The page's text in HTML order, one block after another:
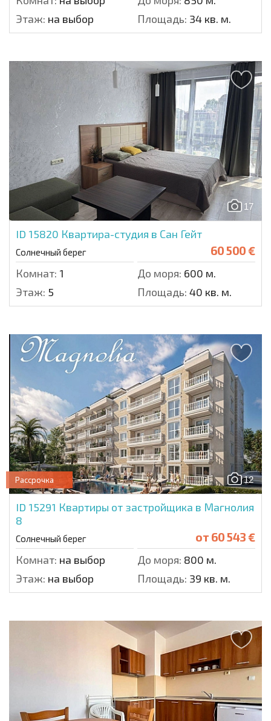
Этаж: на выбор Площадь: 34 кв. м.
17
ID 15820 Квартира-студия в Сан Гейт
Солнечный берег 60 500 €
Комнат: 1 До моря: 600 м.
Этаж: 5 Площадь: 40 кв. м.
12
Рассрочка
ID 15291 Квартиры от застройщика в Магнолия
8
Солнечный берег от 60 543 €
Комнат: на выбор До моря: 800 м.
Этаж: на выбор Площадь: 39 кв. м.